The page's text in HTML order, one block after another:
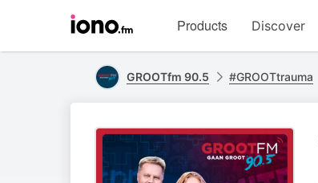
homepage
Products Discover
GROOTfm 90.5 #GROOTtrauma